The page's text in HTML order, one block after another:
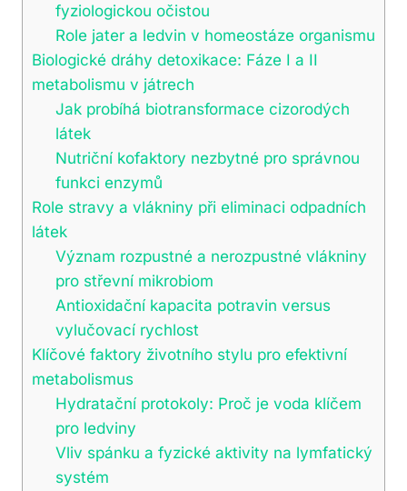
fyziologickou očistou
Role jater a ledvin v homeostáze organismu
Biologické dráhy detoxikace: Fáze I a II
metabolismu v játrech
Jak probíhá biotransformace cizorodých
látek
Nutriční kofaktory nezbytné pro správnou
funkci enzymů
Role stravy a vlákniny při eliminaci odpadních
látek
Význam rozpustné a nerozpustné vlákniny
pro střevní mikrobiom
Antioxidační kapacita potravin versus
vylučovací rychlost
Klíčové faktory životního stylu pro efektivní
metabolismus
Hydratační protokoly: Proč je voda klíčem
pro ledviny
Vliv spánku a fyzické aktivity na lymfatický
systém